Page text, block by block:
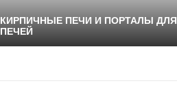
КИРПИЧНЫЕ ПЕЧИ И ПОРТАЛЫ ДЛЯ
ПЕЧЕЙ